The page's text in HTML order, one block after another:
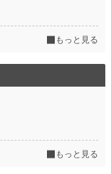
もっと見る
もっと見る